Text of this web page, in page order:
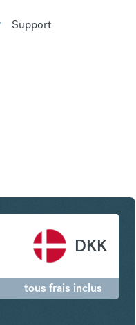
Support
DKK
tous frais inclus